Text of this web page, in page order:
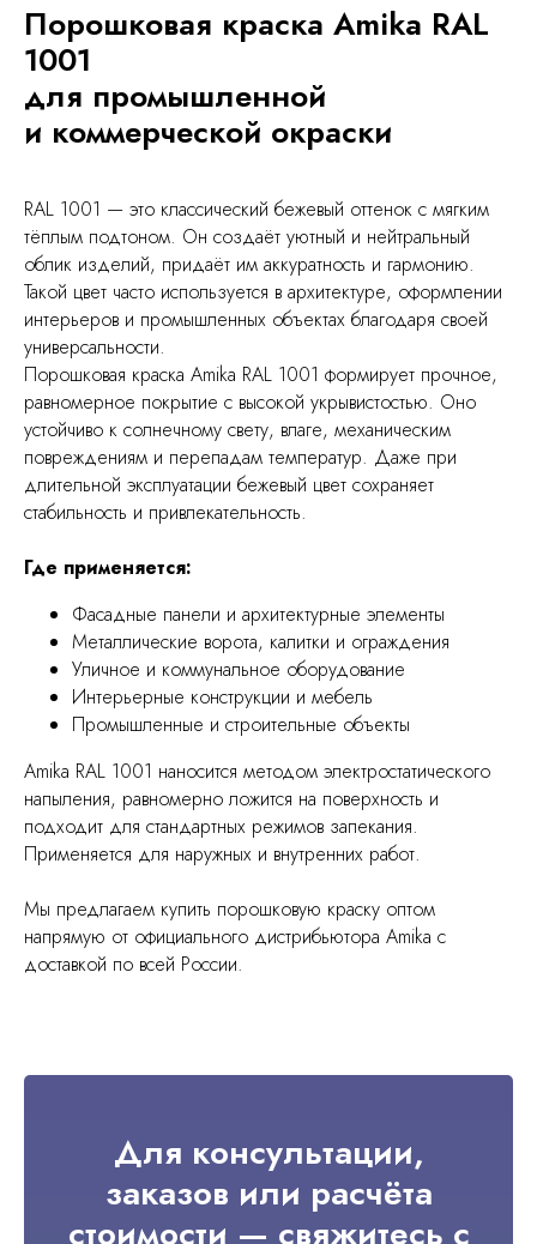
Порошковая краска Amika RAL
1001
для промышленной
и коммерческой окраски
RAL 1001 — это классический бежевый оттенок с мягким
тёплым подтоном. Он создаёт уютный и нейтральный
облик изделий, придаёт им аккуратность и гармонию.
Такой цвет часто используется в архитектуре, оформлении
интерьеров и промышленных объектах благодаря своей
универсальности.
Порошковая краска Amika RAL 1001 формирует прочное,
равномерное покрытие с высокой укрывистостью. Оно
устойчиво к солнечному свету, влаге, механическим
повреждениям и перепадам температур. Даже при
длительной эксплуатации бежевый цвет сохраняет
стабильность и привлекательность.
Где применяется:
Фасадные панели и архитектурные элементы
Металлические ворота, калитки и ограждения
Уличное и коммунальное оборудование
Интерьерные конструкции и мебель
Промышленные и строительные объекты
Amika RAL 1001 наносится методом электростатического
напыления, равномерно ложится на поверхность и
подходит для стандартных режимов запекания.
Применяется для наружных и внутренних работ.
Мы предлагаем купить порошковую краску оптом
напрямую от официального дистрибьютора Amika с
доставкой по всей России.
Для консультации,
заказов или расчёта
стоимости — свяжитесь с